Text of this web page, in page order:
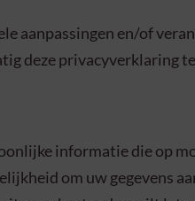
aanpassingen en/of
deze privacyverklaring
informatie die op
om uw gegevens